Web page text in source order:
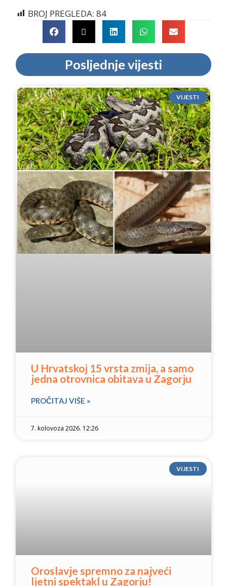
BROJ PREGLEDA: 84
Posljednje vijesti
VIJESTI
U Hrvatskoj 15 vrsta zmija, a samo
jedna otrovnica obitava u Zagorju
PROČITAJ VIŠE »
7. kolovoza 2026. 12:26
VIJESTI
Oroslavje spremno za najveći
ljetni spektakl u Zagorju!